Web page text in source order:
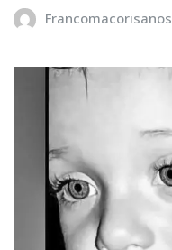
Francomacorisanos